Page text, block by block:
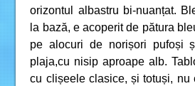
orizontul albastru bi-nuanțat.
la bază, e acoperit de pătura
pe alocuri de norișori pufoși
plaja,cu nisip aproape alb.
cu clișeele clasice, și totuși, nu